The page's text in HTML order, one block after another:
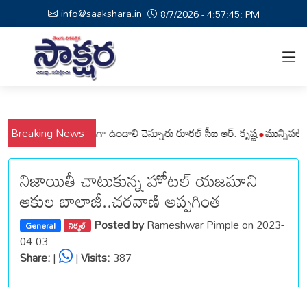
info@saakshara.in 8/7/2026 - 4:57:45: PM
Breaking News
అప్రమత్తంగా ఉండాలి చెన్నూరు రూరల్ సీఐ ఆర్. కృష్ణ మున్సిపల్
నిజాయితీ చాటుకున్న హోటల్ యజమాని
ఆకుల బాలాజీ..చరవాణి అప్పగింత
General నిర్మల్ Posted byRameshwar Pimple on 2023-
04-03
Share:| |Visits:387